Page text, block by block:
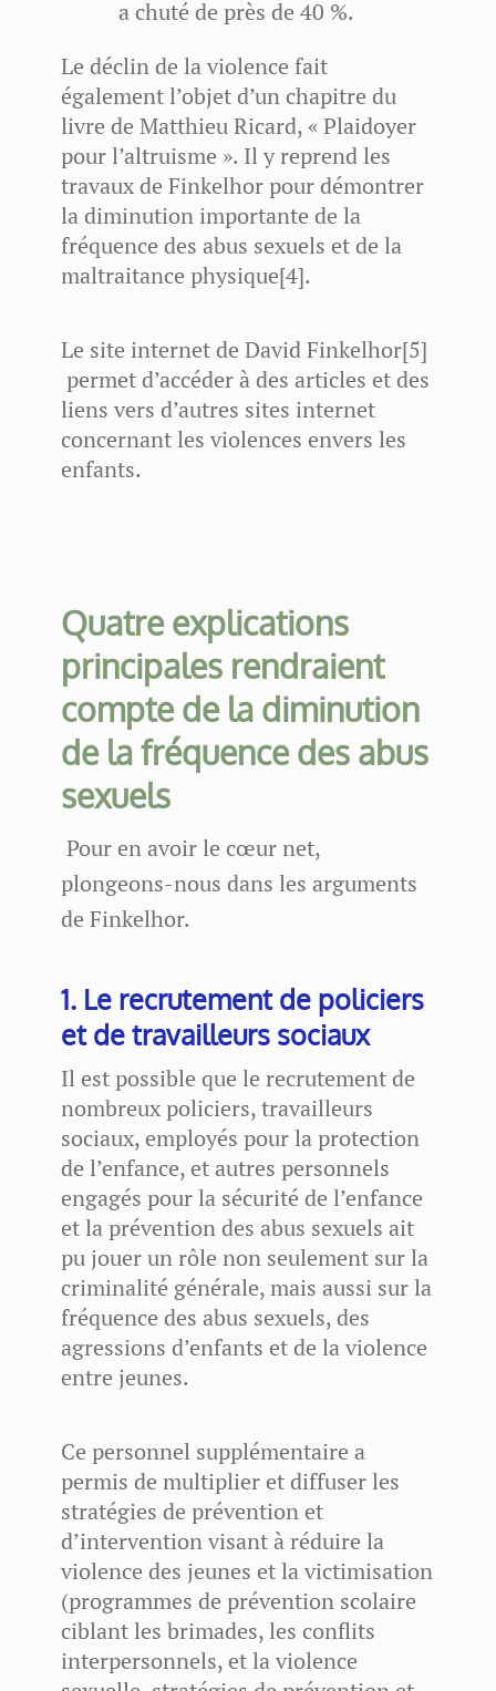
a chuté de près de 40 %.
Le déclin de la violence fait
également l’objet d’un chapitre du
livre de Matthieu Ricard, « Plaidoyer
pour l’altruisme ». Il y reprend les
travaux de Finkelhor pour démontrer
la diminution importante de la
fréquence des abus sexuels et de la
maltraitance physique[4].
Le site internet de David Finkelhor[5]
permet d’accéder à des articles et des
liens vers d’autres sites internet
concernant les violences envers les
enfants.
Quatre explications
principales rendraient
compte de la diminution
de la fréquence des abus
sexuels
Pour en avoir le cœur net,
plongeons-nous dans les arguments
de Finkelhor.
1. Le recrutement de policiers
et de travailleurs sociaux
Il est possible que le recrutement de
nombreux policiers, travailleurs
sociaux, employés pour la protection
de l’enfance, et autres personnels
engagés pour la sécurité de l’enfance
et la prévention des abus sexuels ait
pu jouer un rôle non seulement sur la
criminalité générale, mais aussi sur la
fréquence des abus sexuels, des
agressions d’enfants et de la violence
entre jeunes.
Ce personnel supplémentaire a
permis de multiplier et diffuser les
stratégies de prévention et
d’intervention visant à réduire la
violence des jeunes et la victimisation
(programmes de prévention scolaire
ciblant les brimades, les conflits
interpersonnels, et la violence